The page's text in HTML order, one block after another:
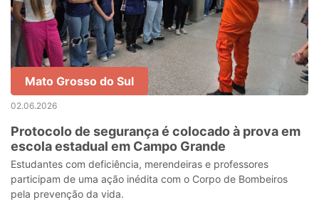
Mato Grosso do Sul
02.06.2026
Protocolo de segurança é colocado à prova em
escola estadual em Campo Grande
Estudantes com deficiência, merendeiras e professores
participam de uma ação inédita com o Corpo de Bombeiros
pela prevenção da vida.